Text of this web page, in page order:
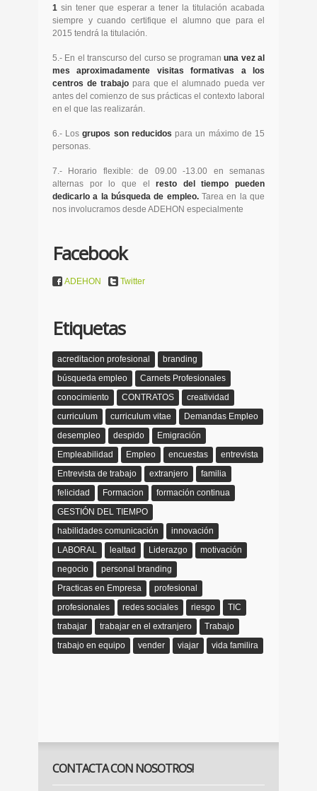
1 sin tener que esperar a tener la titulación acabada
siempre y cuando certifique el alumno que para el
2015 tendrá la titulación.
5.- En el transcurso del curso se programanuna vez al
mes aproximadamente visitas formativas a los
centros de trabajopara que el alumnado pueda ver
antes del comienzo de sus prácticas el contexto laboral
en el que las realizarán.
6.- Losgrupos son reducidos para un máximo de 15
personas.
7.- Horario flexible: de 09.00 -13.00 en semanas
alternas por lo que elresto del tiempo pueden
dedicarlo a la búsqueda de empleo.Tarea en la que
nos involucramos desde ADEHON especialmente
Facebook
ADEHON Twitter
Etiquetas
acreditacion profesional
branding
búsqueda empleo
Carnets Profesionales
conocimiento
CONTRATOS
creatividad
curriculum
curriculum vitae
Demandas Empleo
desempleo
despido
Emigración
Empleabilidad
Empleo encuestas
entrevista
Entrevista de trabajo
extranjero
familia
felicidad
Formacion
formación continua
GESTIÓN DEL TIEMPO
habilidades comunicación
innovación
LABORAL
lealtad Liderazgo
motivación
negocio
personal branding
Practicas en Empresa
profesional
profesionales
redes sociales riesgo
TIC
trabajar
trabajar en el extranjero
Trabajo
trabajo en equipo
vender viajar vida familira
CONTACTA CON NOSOTROS!